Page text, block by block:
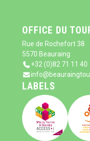
OFFICE DU
Rue de Rochefort 38
5570 Beauraing
+32 (0)82 71 11 40
LABELS